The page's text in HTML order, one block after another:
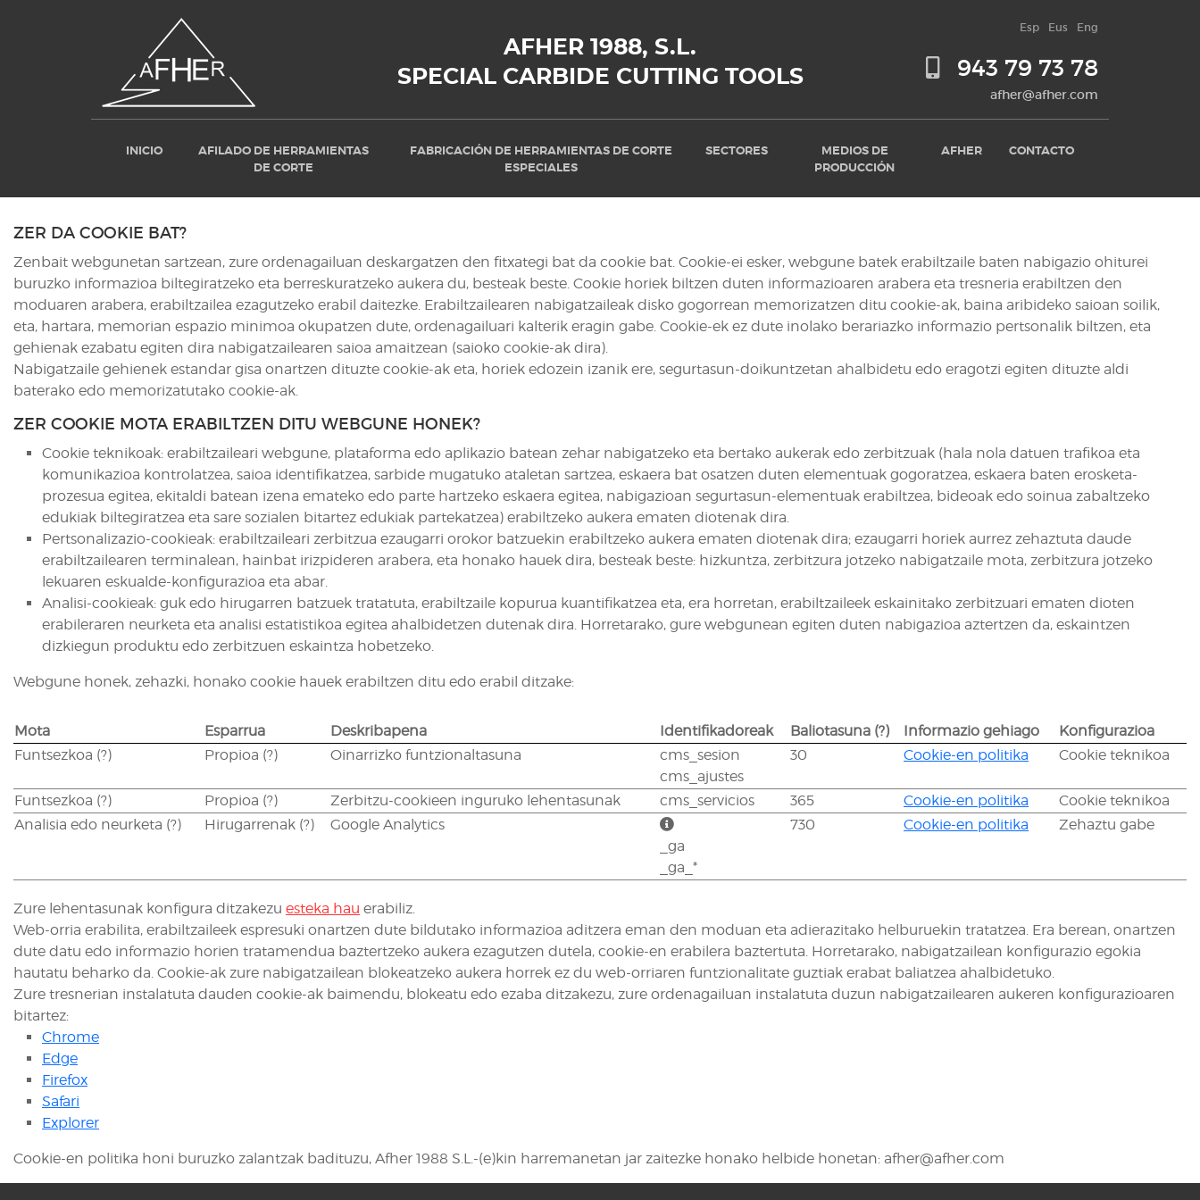
AFHER 1988, S.L.
SPECIAL CARBIDE CUTTING TOOLS
Esp Eus Eng
943 79 73 78
afher@afher.com
INICIO
AFILADO DE HERRAMIENTAS
DE CORTE
FABRICACIÓN DE HERRAMIENTAS DE CORTE
ESPECIALES
SECTORES
MEDIOS DE
PRODUCCIÓN
AFHER CONTACTO
ZER DA COOKIE BAT?
Zenbait webgunetan sartzean, zure ordenagailuan deskargatzen den fitxategi bat da cookie bat. Cookie-ei esker, webgune batek erabiltzaile baten nabigazio ohiturei
buruzko informazioa biltegiratzeko eta berreskuratzeko aukera du, besteak beste. Cookie horiek biltzen duten informazioaren arabera eta tresneria erabiltzen den
moduaren arabera, erabiltzailea ezagutzeko erabil daitezke. Erabiltzailearen nabigatzaileak disko gogorrean memorizatzen ditu cookie-ak, baina aribideko saioan soilik,
eta, hartara, memorian espazio minimoa okupatzen dute, ordenagailuari kalterik eragin gabe. Cookie-ek ez dute inolako berariazko informazio pertsonalik biltzen, eta
gehienak ezabatu egiten dira nabigatzailearen saioa amaitzean (saioko cookie-ak dira).
Nabigatzaile gehienek estandar gisa onartzen dituzte cookie-ak eta, horiek edozein izanik ere, segurtasun-doikuntzetan ahalbidetu edo eragotzi egiten dituzte aldi
baterako edo memorizatutako cookie-ak.
ZER COOKIE MOTA ERABILTZEN DITU WEBGUNE HONEK?
Cookie teknikoak: erabiltzaileari webgune, plataforma edo aplikazio batean zehar nabigatzeko eta bertako aukerak edo zerbitzuak (hala nola datuen trafikoa eta
komunikazioa kontrolatzea, saioa identifikatzea, sarbide mugatuko ataletan sartzea, eskaera bat osatzen duten elementuak gogoratzea, eskaera baten erosketa-
prozesua egitea, ekitaldi batean izena emateko edo parte hartzeko eskaera egitea, nabigazioan segurtasun-elementuak erabiltzea, bideoak edo soinua zabaltzeko
edukiak biltegiratzea eta sare sozialen bitartez edukiak partekatzea) erabiltzeko aukera ematen diotenak dira.
Pertsonalizazio-cookieak: erabiltzaileari zerbitzua ezaugarri orokor batzuekin erabiltzeko aukera ematen diotenak dira; ezaugarri horiek aurrez zehaztuta daude
erabiltzailearen terminalean, hainbat irizpideren arabera, eta honako hauek dira, besteak beste: hizkuntza, zerbitzura jotzeko nabigatzaile mota, zerbitzura jotzeko
lekuaren eskualde-konfigurazioa eta abar.
Analisi-cookieak: guk edo hirugarren batzuek tratatuta, erabiltzaile kopurua kuantifikatzea eta, era horretan, erabiltzaileek eskainitako zerbitzuari ematen dioten
erabileraren neurketa eta analisi estatistikoa egitea ahalbidetzen dutenak dira. Horretarako, gure webgunean egiten duten nabigazioa aztertzen da, eskaintzen
dizkiegun produktu edo zerbitzuen eskaintza hobetzeko.
Webgune honek, zehazki, honako cookie hauek erabiltzen ditu edo erabil ditzake:
Mota Esparrua Deskribapena Identifikadoreak Baliotasuna (?) Informazio gehiago
Konfigurazioa
Funtsezkoa (?) Propioa (?) Oinarrizko funtzionaltasuna
cms_sesion
cms_ajustes
30 Cookie-en politika Cookie teknikoa
Funtsezkoa (?) Propioa (?) Zerbitzu-cookieen inguruko lehentasunak cms_servicios 365 Cookie-en politika
Cookie teknikoa
Analisia edo neurketa (?) Hirugarrenak (?)
Google Analytics
_ga
_ga_*
730 Cookie-en politika Zehaztu gabe
Zure lehentasunak konfigura ditzakezu esteka hau erabiliz.
Web-orria erabilita, erabiltzaileek espresuki onartzen dute bildutako informazioa aditzera eman den moduan eta adierazitako helburuekin tratatzea. Era berean, onartzen
dute datu edo informazio horien tratamendua baztertzeko aukera ezagutzen dutela, cookie-en erabilera baztertuta. Horretarako, nabigatzailean konfigurazio egokia
hautatu beharko da. Cookie-ak zure nabigatzailean blokeatzeko aukera horrek ez du web-orriaren funtzionalitate guztiak erabat baliatzea ahalbidetuko.
Zure tresnerian instalatuta dauden cookie-ak baimendu, blokeatu edo ezaba ditzakezu, zure ordenagailuan instalatuta duzun nabigatzailearen aukeren konfigurazioaren
bitartez:
Chrome
Edge
Firefox
Safari
Explorer
Cookie-en politika honi buruzko zalantzak badituzu, Afher 1988 S.L.-(e)kin harremanetan jar zaitezke honako helbide honetan: afher@afher.com